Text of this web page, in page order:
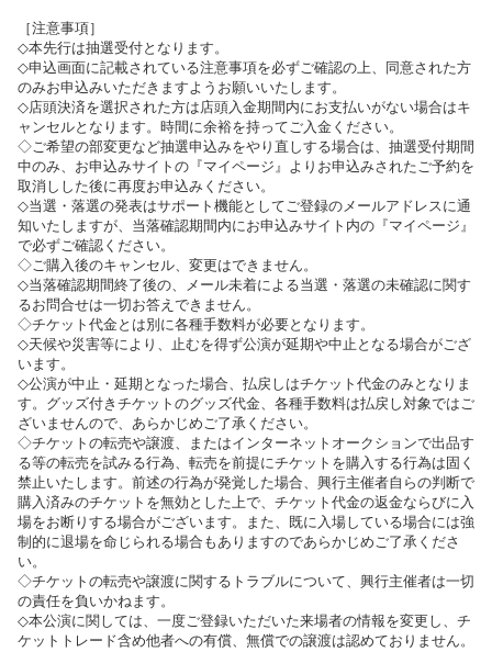
［注意事項］
◇本先行は抽選受付となります。
◇申込画面に記載されている注意事項を必ずご確認の上、同意された方
のみお申込みいただきますようお願いいたします。
◇店頭決済を選択された方は店頭入金期間内にお支払いがない場合はキ
ャンセルとなります。時間に余裕を持ってご入金ください。
◇ご希望の部変更など抽選申込みをやり直しする場合は、抽選受付期間
中のみ、お申込みサイトの『マイページ』よりお申込みされたご予約を
取消しした後に再度お申込みください。
◇当選・落選の発表はサポート機能としてご登録のメールアドレスに通
知いたしますが、当落確認期間内にお申込みサイト内の『マイページ』
で必ずご確認ください。
◇ご購入後のキャンセル、変更はできません。
◇当落確認期間終了後の、メール未着による当選・落選の未確認に関す
るお問合せは一切お答えできません。
◇チケット代金とは別に各種手数料が必要となります。
◇天候や災害等により、止むを得ず公演が延期や中止となる場合がござ
います。
◇公演が中止・延期となった場合、払戻しはチケット代金のみとなりま
す。グッズ付きチケットのグッズ代金、各種手数料は払戻し対象ではご
ざいませんので、あらかじめご了承ください。
◇チケットの転売や譲渡、またはインターネットオークションで出品す
る等の転売を試みる行為、転売を前提にチケットを購入する行為は固く
禁止いたします。前述の行為が発覚した場合、興行主催者自らの判断で
購入済みのチケットを無効とした上で、チケット代金の返金ならびに入
場をお断りする場合がございます。また、既に入場している場合には強
制的に退場を命じられる場合もありますのであらかじめご了承くださ
い。
◇チケットの転売や譲渡に関するトラブルについて、興行主催者は一切
の責任を負いかねます。
◇本公演に関しては、一度ご登録いただいた来場者の情報を変更し、チ
ケットトレード含め他者への有償、無償での譲渡は認めておりません。